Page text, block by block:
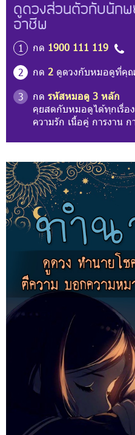
ดูดวงส่วนตัวกับนัก
อาชีพ
1 กด 1900 111 119
2
กด 2 ดูดวงกับหมอดูที่คุณ
3
กด รหัสหมอดู 3 หลัก
คุยสดกับหมอดูได้ทุกเรื่อ
ความรัก เนื้อคู่ การงาน